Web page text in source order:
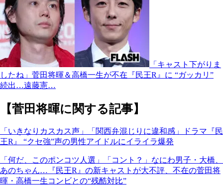
「キャスト下がりま
したね」菅田将暉＆高橋一生が不在『民王R』に “ガッカリ”
続出…遠藤憲…
【菅田将暉に関する記事】
「いきなりカスカス声」「関西弁混じりに違和感」ドラマ『民
王R』 “クセ強”声の男性アイドルにイライラ爆発
「何だ、このポンコツ人選」「コント？」なにわ男子・大橋、
あのちゃん…『民王R』の新キャストが大不評、不在の菅田将
暉・高橋一生コンビとの“残酷対比”